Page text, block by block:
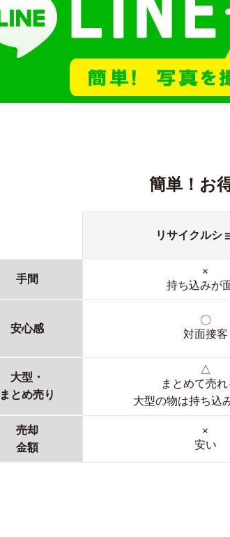
簡単！お
リサイクルシ
手間
×
持ち込みが
安心感
〇
対面接客
大型・
まとめ売り
△
まとめて売
大型の物は持ち込
売却
金額
×
安い